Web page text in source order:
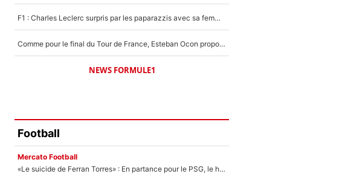
F1 : Charles Leclerc surpris par les paparazzis avec sa femme, les rumeurs étaient vraies !
Comme pour le final du Tour de France, Esteban Ocon propose un Grand Prix de Formule 1 à Paris : «Autour de l’Arc de Triomphe, ce serait génial» !
NEWS FORMULE1
Football
Mercato Football
«Le suicide de Ferran Torres» : En partance pour le PSG, le héros de la finale de la Coupe du monde s'attire les foudres de la presse espagnole !